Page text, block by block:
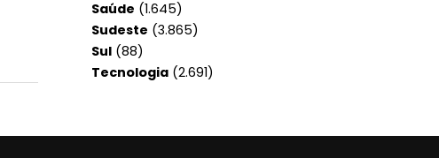
Saúde (1.645)
Sudeste (3.865)
Sul (88)
Tecnologia (2.691)